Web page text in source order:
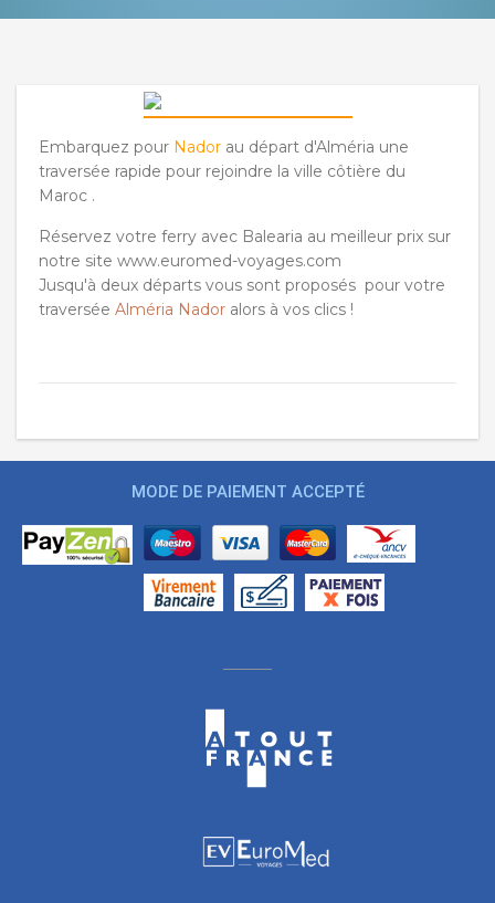
Embarquez pour Nador au départ d'Alméria une
traversée rapide pour rejoindre la ville côtière du
Maroc .
Réservez votre ferry avec Balearia au meilleur prix sur
notre site www.euromed-voyages.com
Jusqu'à deux départs vous sont proposés pour votre
traversée Alméria Nador alors à vos clics !
MODE DE PAIEMENT ACCEPTÉ